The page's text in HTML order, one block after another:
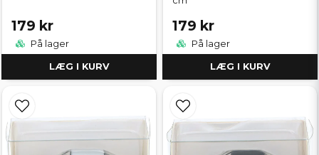
179 kr
På lager
LÆG I KURV
179 kr
På lager
LÆG I KURV